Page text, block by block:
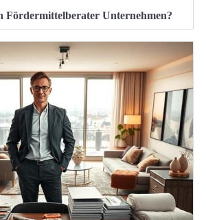
Fördermittelberater Unternehmen?